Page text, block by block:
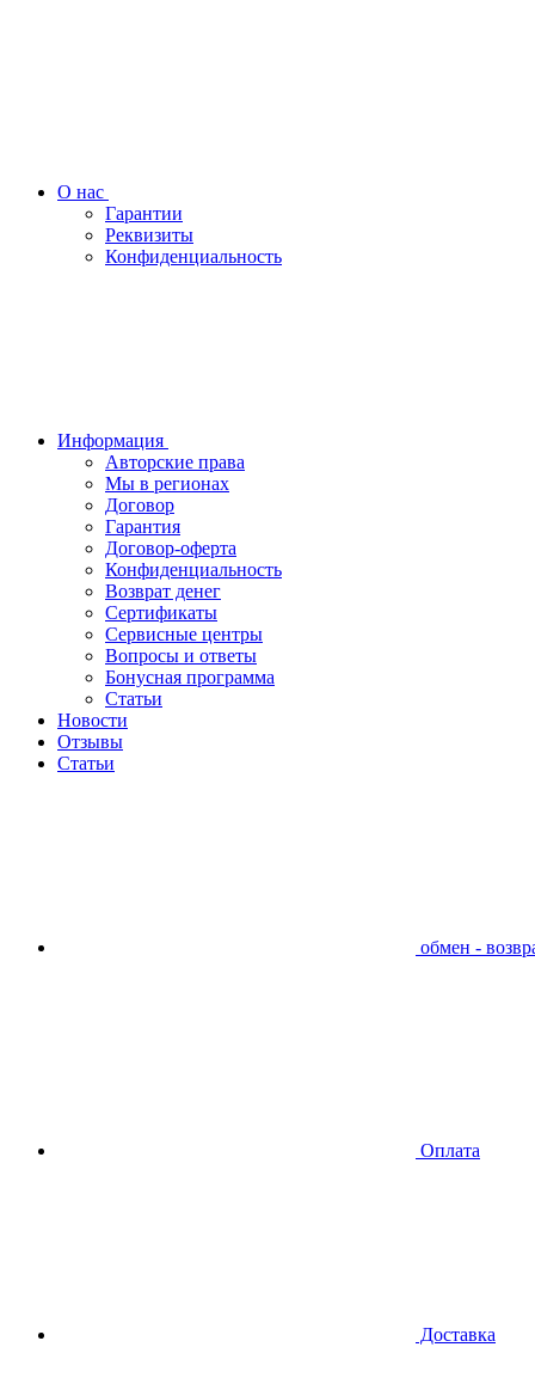
О нас
Гарантии
Реквизиты
Конфиденциальность
Информация
Авторские права
Мы в регионах
Договор
Гарантия
Договор-оферта
Конфиденциальность
Возврат денег
Сертификаты
Сервисные центры
Вопросы и ответы
Бонусная программа
Статьи
Новости
Отзывы
Статьи
обмен -
Оплата
Доставка